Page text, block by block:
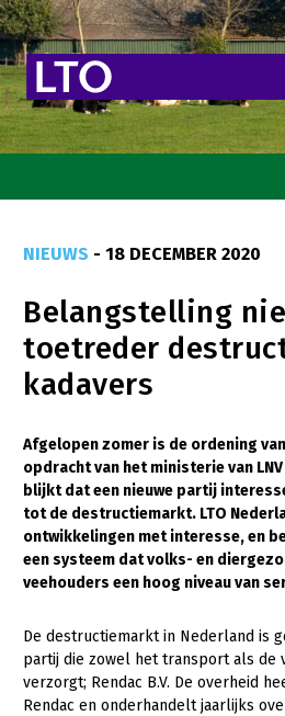
Goed eten
Mooi groen
Sterk ondernemerschap
Transitiepaden
Thema’s
Gezonde planten
Gezonde dieren
Bodem en water
Platteland en omgeving
NIEUWS - 18 DECEMBER 2020
Belangstelling
toetreder
kadavers
Afgelopen zomer is de ordening
opdracht van het ministerie van
blijkt dat een nieuwe partij
tot de destructiemarkt. LTO
ontwikkelingen met interesse, en
een systeem dat volks- en
veehouders een hoog niveau van
De destructiemarkt in Nederland is
partij die zowel het transport als de
verzorgt; Rendac B.V. De overheid
Rendac en onderhandelt jaarlijks